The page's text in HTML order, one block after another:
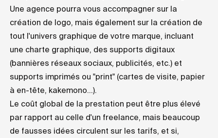
Une agence pourra vous accompagner sur la
création de logo, mais également sur la création de
tout l'univers graphique de votre marque, incluant
une charte graphique, des supports digitaux
(bannières réseaux sociaux, publicités, etc.) et
supports imprimés ou "print" (cartes de visite, papier
à en-tête, kakemono...).
Le coût global de la prestation peut être plus élevé
par rapport au celle d'un freelance, mais beaucoup
de fausses idées circulent sur les tarifs, et si,